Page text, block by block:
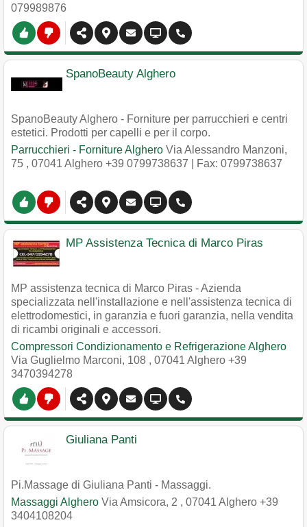
079989876
SpanoBeauty Alghero
SpanoBeauty Alghero - Forniture per parrucchieri e centri
estetici. Prodotti per capelli e per il corpo.
Parrucchieri - Forniture Alghero Via Alessandro Manzoni,
75 , 07041 Alghero +39 0799738637 | Fax: 0799738637
MP Assistenza Tecnica di Marco Piras
MP assistenza tecnica di Marco Piras - Azienda
specializzata nell'installazione e nell'assistenza tecnica di
elettrodomestici, in garanzia e fuori garanzia, nella vendita
di ricambi originali e accessori.
Compressori Condizionamento e Refrigerazione Alghero
Via Guglielmo Marconi, 108 , 07041 Alghero +39
3470394278
Giuliana Panti
Pi.Massage di Giuliana Panti - Massaggi.
Massaggi Alghero Via Amsicora, 2 , 07041 Alghero +39
3404108204